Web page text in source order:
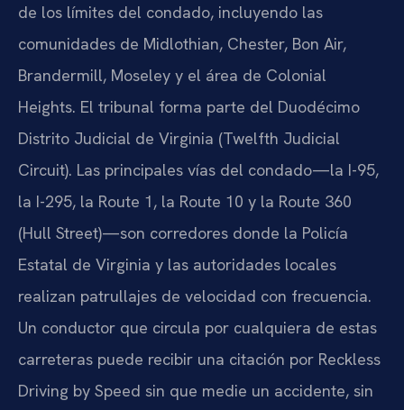
de los límites del condado, incluyendo las
comunidades de Midlothian, Chester, Bon Air,
Brandermill, Moseley y el área de Colonial
Heights. El tribunal forma parte del Duodécimo
Distrito Judicial de Virginia (Twelfth Judicial
Circuit). Las principales vías del condado—la I-95,
la I-295, la Route 1, la Route 10 y la Route 360
(Hull Street)—son corredores donde la Policía
Estatal de Virginia y las autoridades locales
realizan patrullajes de velocidad con frecuencia.
Un conductor que circula por cualquiera de estas
carreteras puede recibir una citación por Reckless
Driving by Speed sin que medie un accidente, sin